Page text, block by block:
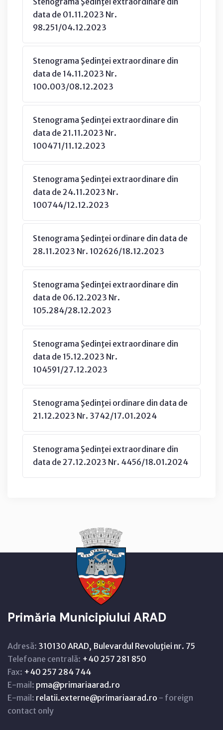
data de 01.11.2023 Nr.
98.251/04.12.2023
Stenograma Şedinţei extraordinare din
data de 14.11.2023 Nr.
100.003/08.12.2023
Stenograma Şedinţei extraordinare din
data de 21.11.2023 Nr.
100471/11.12.2023
Stenograma Şedinţei extraordinare din
data de 24.11.2023 Nr.
100744/12.12.2023
Stenograma Şedinţei ordinare din data de
28.11.2023 Nr. 102626/18.12.2023
Stenograma Şedinţei extraordinare din
data de 06.12.2023 Nr.
105.284/28.12.2023
Stenograma Şedinţei extraordinare din
data de 15.12.2023 Nr.
104591/27.12.2023
Stenograma Şedinţei ordinare din data de
21.12.2023 Nr. 3742/17.01.2024
Stenograma Şedinţei extraordinare din
data de 27.12.2023 Nr. 4456/18.01.2024
Primăria Municipiului ARAD
Adresă: 310130 ARAD, Bulevardul Revoluţiei nr. 75
Telefoane centrală: +40 257 281 850
Fax: +40 257 284 744
E-mail: pma@primariaarad.ro
E-mail: relatii.externe@primariaarad.ro - foreign
contact only